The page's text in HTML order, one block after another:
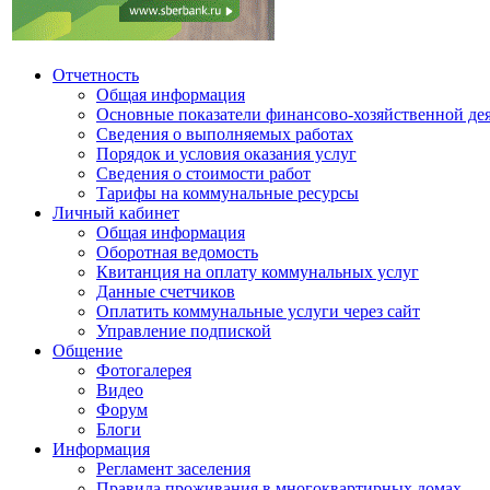
Отчетность
Общая информация
Основные показатели финансово-хозяйственной
Сведения о выполняемых работах
Порядок и условия оказания услуг
Сведения о стоимости работ
Тарифы на коммунальные ресурсы
Личный кабинет
Общая информация
Оборотная ведомость
Квитанция на оплату коммунальных услуг
Данные счетчиков
Оплатить коммунальные услуги через сайт
Управление подпиской
Общение
Фотогалерея
Видео
Форум
Блоги
Информация
Регламент заселения